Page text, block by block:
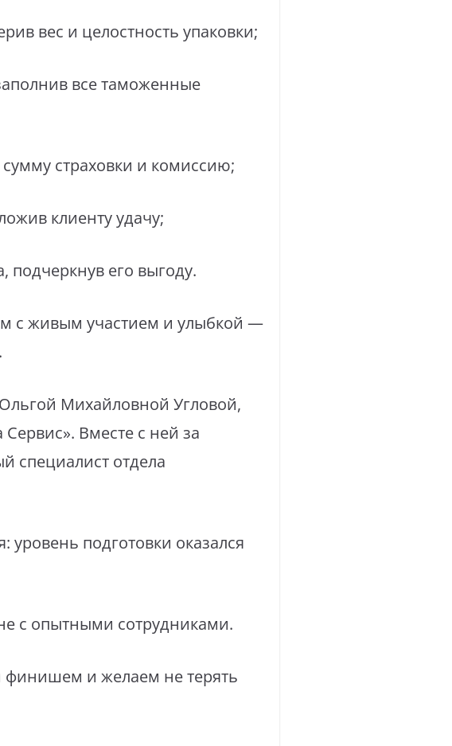
вес и целостность упаковки;
все таможенные
страховки и комиссию;
клиенту удачу;
подчеркнув его выгоду.
с живым участием и улыбкой —
Михайловной Угловой,
Вместе с ней за
специалист отдела
уровень подготовки оказался
с опытными сотрудниками.
финишем и желаем не терять